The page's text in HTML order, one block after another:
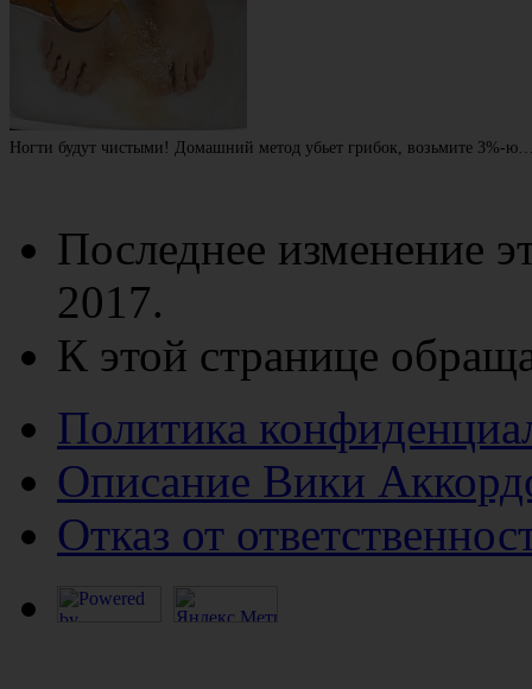
Ногти будут чистыми! Домашний метод убьет грибок, возьмите 3%-
Последнее изменение
2017.
К этой странице
Политика
Описание Вики
Отказ от